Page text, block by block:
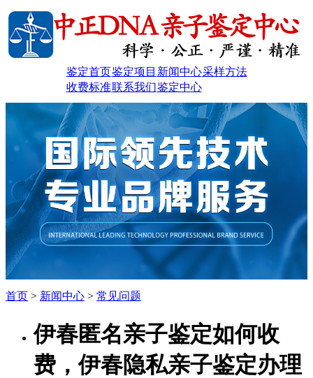
鉴定首页鉴定项目 新闻中心采样方法
收费标准联系我们鉴定中心
首页 > 新闻中心 > 常见问题
伊春匿名亲子鉴定如何收
费，伊春隐私亲子鉴定办理